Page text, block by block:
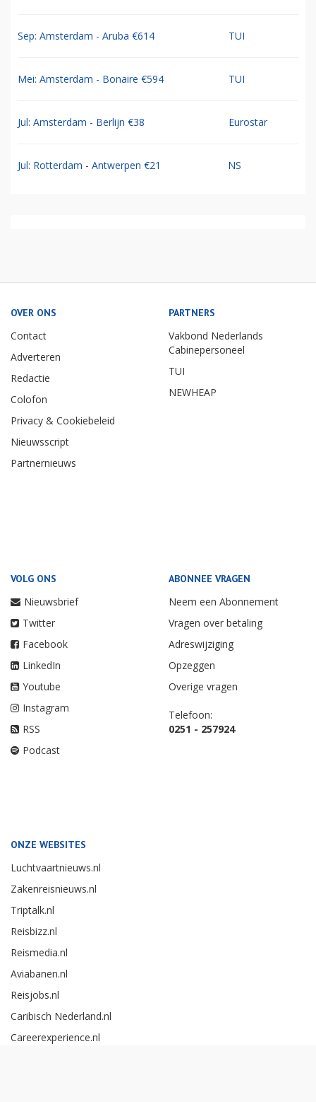
Sep: Amsterdam - Aruba €614 TUI
Mei: Amsterdam - Bonaire €594 TUI
Jul: Amsterdam - Berlijn €38 Eurostar
Jul: Rotterdam - Antwerpen €21 NS
OVER ONS
Contact
Adverteren
Redactie
Colofon
Privacy & Cookiebeleid
Nieuwsscript
Partnernieuws
PARTNERS
Vakbond Nederlands
Cabinepersoneel
TUI
NEWHEAP
VOLG ONS
Nieuwsbrief
Twitter
Facebook
LinkedIn
Youtube
Instagram
RSS
Podcast
ABONNEE VRAGEN
Neem een Abonnement
Vragen over betaling
Adreswijziging
Opzeggen
Overige vragen
Telefoon:
0251 - 257924
ONZE WEBSITES
Luchtvaartnieuws.nl
Zakenreisnieuws.nl
Triptalk.nl
Reisbizz.nl
Reismedia.nl
Aviabanen.nl
Reisjobs.nl
Caribisch Nederland.nl
Careerexperience.nl